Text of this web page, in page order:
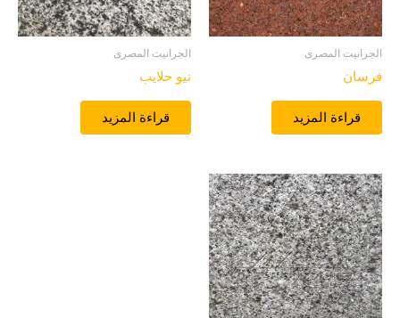
الجرانيت المصرى
فرسان
قراءة المزيد
الجرانيت المصرى
نيو حلايب
قراءة المزيد